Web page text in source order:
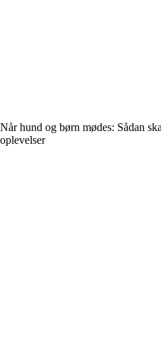
Når hund og børn mødes: Sådan
oplevelser